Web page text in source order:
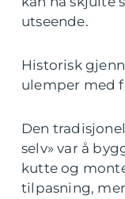
utseende.
Historisk
ulemper med
Den
selv» var å
kutte og
tilpasning,